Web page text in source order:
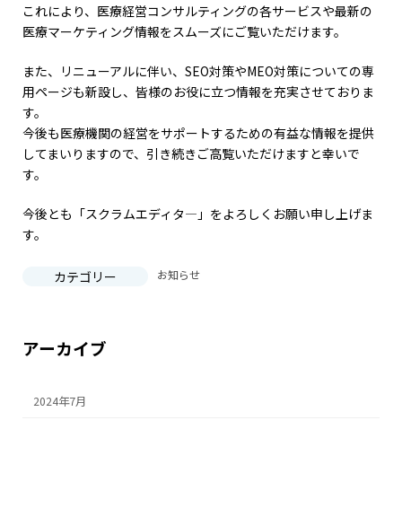
これにより、医療経営コンサルティングの各サービスや最新の
医療マーケティング情報をスムーズにご覧いただけます。
また、リニューアルに伴い、SEO対策やMEO対策についての専
用ページも新設し、皆様のお役に立つ情報を充実させておりま
す。
今後も医療機関の経営をサポートするための有益な情報を提供
してまいりますので、引き続きご高覧いただけますと幸いで
す。
今後とも「スクラムエディタ―」をよろしくお願い申し上げま
す。
カテゴリー お知らせ
アーカイブ
2024年7月